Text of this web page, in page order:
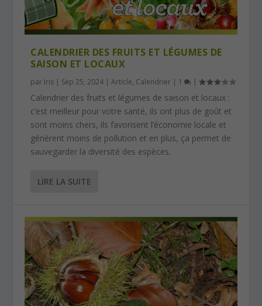
CALENDRIER DES FRUITS ET LÉGUMES DE
SAISON ET LOCAUX
par Iris | Sep 25, 2024 |Article, Calendrier | 1 |
Calendrier des fruits et légumes de saison et locaux :
c’est meilleur pour votre santé, ils ont plus de goût et
sont moins chers, ils favorisent l’économie locale et
génèrent moins de pollution et en plus, ça permet de
sauvegarder la diversité des espèces.
LIRE LA SUITE